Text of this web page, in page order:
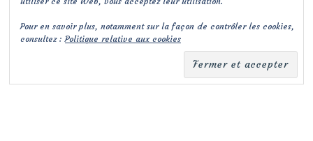
Pour en savoir plus, notamment sur la façon de contrôler les cookies,
consultez :Politique relative aux cookies